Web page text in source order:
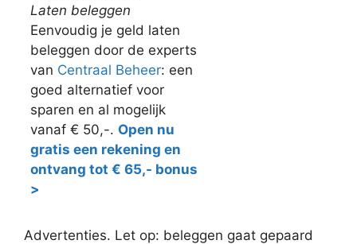
Laten beleggen
Eenvoudig je geld laten
beleggen door de experts
van Centraal Beheer: een
goed alternatief voor
sparen en al mogelijk
vanaf € 50,-. Open nu
gratis een rekening en
ontvang tot € 65,- bonus
>
Advertenties. Let op: beleggen gaat gepaard